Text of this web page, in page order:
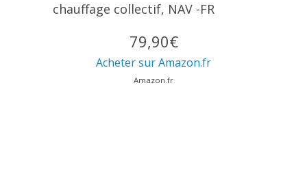
chauffage collectif, NAV -FR
79,90€
Acheter sur Amazon.fr
Amazon.fr